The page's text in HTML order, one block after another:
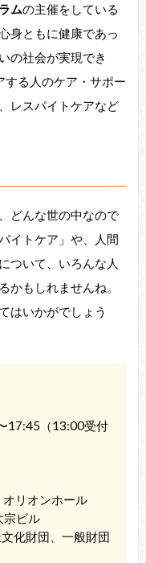
ムの主催をしている
身ともに健康であっ
の社会が実現でき
する人のケア・サポー
レスパイトケアなど
どんな世の中なので
イトケア」や、人間
ついて、いろんな人
かもしれませんね。
はいかがでしょう
17:45（13:00受付
リオンホール
ビル
化財団、一般財団